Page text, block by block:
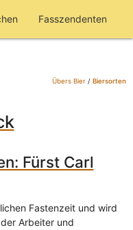
Fasszendenten
Übers Bier/ Biersorten
Fürst Carl
Fastenzeit und wird
Arbeiter und